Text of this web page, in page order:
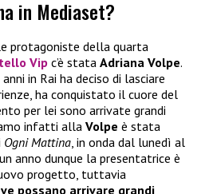
in Mediaset?
protagoniste della quarta
Vip c’è stata Adriana Volpe.
in Rai ha deciso di lasciare
ha conquistato il cuore del
per lei sono arrivate grandi
infatti alla Volpe è stata
Ogni Mattina, in onda dal lunedì al
anno dunque la presentatrice è
progetto, tuttavia
possano arrivare grandi